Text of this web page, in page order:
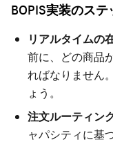
BOPIS実装のステ
リアルタイムの
前に、どの商品
ればなりません
ょう。
注文ルーティン
ャパシティに基